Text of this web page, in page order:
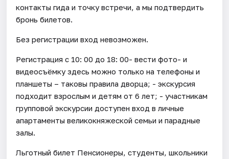
контакты гида и точку встречи, а мы подтвердить
бронь билетов.
Без регистрации вход невозможен.
Регистрация с 10: 00 до 18: 00- вести фото- и
видеосъёмку здесь можно только на телефоны и
планшеты – таковы правила дворца; - экскурсия
подходит взрослым и детям от 6 лет; - участникам
групповой экскурсии доступен вход в личные
апартаменты великокняжеской семьи и парадные
залы.
Льготный билет Пенсионеры, студенты, школьники